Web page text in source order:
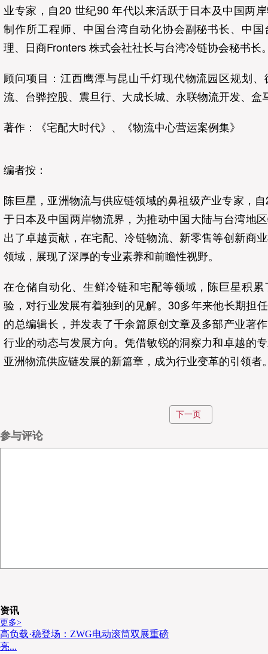
业专家，自20 世纪90 年代以来活跃于日本及中国两
制作所工程师、中国台湾自动化协会副秘书长、中
理、日商Fronters 株式会社社长与台湾冷链协会秘书长
顾问项目：江西鹰潭与昆山千灯现代物流园区规划
流、台骅控股、震旦行、大成长城、永联物流开发、
著作：《宅配大时代》、《物流中心营运案例集》
编者按：
陈巨星，亚洲物流与供应链领域的鼻祖级产业专家，
于日本及中国两岸物流界，为推动中国大陆与台湾地
出了卓越贡献，在宅配、冷链物流、新零售等创新商
领域，展现了深厚的专业素养和前瞻性视野。
在仓储自动化、生鲜冷链和宅配等领域，陈巨星积
验，对行业发展有着独到的见解。30多年来他长期担
的总编辑长，并发表了千余篇原创文章及多部产业著
行业的动态与发展方向。凭借敏锐的洞察力和卓越的
亚洲物流供应链发展的新篇章，成为行业变革的引领者
AI正在推动一场深刻的产业革命，制造业、流通业、
变。中国的商业模式迭代速度极快，电商、新零售、
视频等新场景不断涌现，传统的商业模式、作业流程
陈巨星： 我认为最核心的变化，是AI彻底重塑了物流
下一页
参与评论
资讯
更多>
高负载·稳登场：ZWG电动滚筒双展重磅
亮...